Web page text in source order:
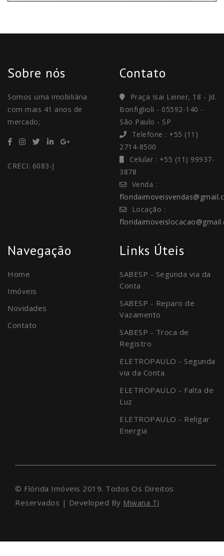
Sobre nós
Somos uma imobiliária
com mais 41 anos de
mercado;
CRECI: 6083-J
Contato
Praça Isai Leiner, 18 - Jd.
Bonfiglioli - 05592-140 -
São Paulo - SP
Telefone : +55 (11)
2714-8500
Celular : +55 (11) 99937-
3878
Venda :
Locação :
Navegação
Home
Imóveis
Novidades
Contato
Links Úteis
SABESP - Segunda via da
Conta
SABESP - Reparo de
Vazamento
SABESP - Troca de
Registro
ELETROPAULO - Segunda
via da Conta
ELETROPAULO - Falta de
Luz
ELETROPAULO - Religar
Energia
© Flórida Imóveis 2019. Todos Os Direitos
Reservados | Developed By Miwana TI